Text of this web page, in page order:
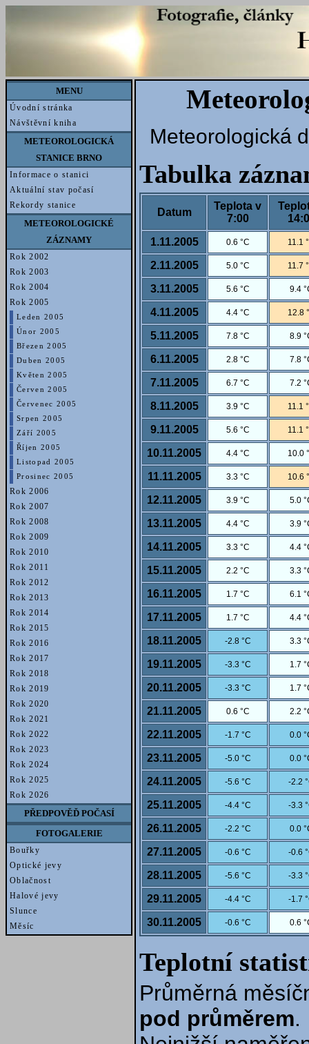
MENU
Úvodní stránka
Návštěvní kniha
METEOROLOGICKÁ
STANICE BRNO
Informace o stanici
Aktuální stav počasí
Rekordy stanice
METEOROLOGICKÉ
ZÁZNAMY
Rok 2002
Rok 2003
Rok 2004
Rok 2005
Leden 2005
Únor 2005
Březen 2005
Duben 2005
Květen 2005
Červen 2005
Červenec 2005
Srpen 2005
Září 2005
Říjen 2005
Listopad 2005
Prosinec 2005
Rok 2006
Rok 2007
Rok 2008
Rok 2009
Rok 2010
Rok 2011
Rok 2012
Rok 2013
Rok 2014
Rok 2015
Rok 2016
Rok 2017
Rok 2018
Rok 2019
Rok 2020
Rok 2021
Rok 2022
Rok 2023
Rok 2024
Rok 2025
Rok 2026
PŘEDPOVĚĎ POČASÍ
FOTOGALERIE
Bouřky
Optické jevy
Oblačnost
Halové jevy
Slunce
Měsíc
Meteorologická
Tabulka
Datum
Teplota v
7:00
1.11.2005
0.6 °C 11.1
2.11.2005 5.0 °C 11.7
3.11.2005 5.6 °C 9.4
4.11.2005 4.4 °C 12.8
5.11.2005 7.8 °C 8.9
6.11.2005 2.8 °C 7.8
7.11.2005 6.7 °C 7.2
8.11.2005 3.9 °C 11.1
9.11.2005 5.6 °C 11.1
10.11.2005 4.4 °C 10.0
11.11.2005 3.3 °C 10.6
12.11.2005 3.9 °C 5.0
13.11.2005 4.4 °C 3.9
14.11.2005 3.3 °C 4.4
15.11.2005 2.2 °C 3.3
16.11.2005 1.7 °C 6.1
17.11.2005 1.7 °C 4.4
18.11.2005 -2.8 °C 3.3
19.11.2005 -3.3 °C 1.7
20.11.2005 -3.3 °C 1.7
21.11.2005 0.6 °C 2.2
22.11.2005 -1.7 °C 0.0
23.11.2005 -5.0 °C 0.0
24.11.2005 -5.6 °C -2.2
25.11.2005 -4.4 °C -3.3
26.11.2005 -2.2 °C 0.0
27.11.2005 -0.6 °C -0.6
28.11.2005 -5.6 °C -3.3
29.11.2005 -4.4 °C -1.7
30.11.2005 -0.6 °C 0.6
Teplotní
Průměrná
pod průměrem.